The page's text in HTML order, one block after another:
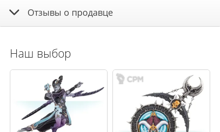
Отзывы о продавце
Наш выбор